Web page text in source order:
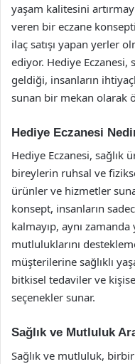
yaşam kalitesini
veren bir eczane
ilaç satışı yapan yerler
ediyor. Hediye
geldiği, insanların
sunan bir mekan olarak
Hediye Eczanesi
Hediye Eczanesi, sağlık
bireylerin ruhsal ve
ürünler ve hizmetler
konsept, insanların
kalmayıp, aynı
mutluluklarını
müşterilerine sağlıklı
bitkisel tedaviler ve
seçenekler sunar.
Sağlık ve Mutluluk
Sağlık ve mutluluk,